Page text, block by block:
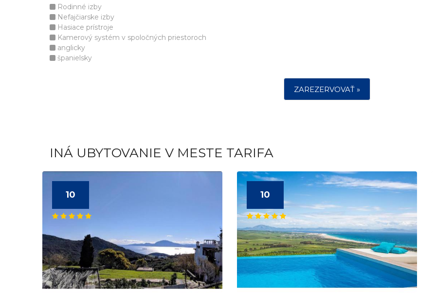
Rodinné izby
Nefajčiarske izby
Hasiace prístroje
Kamerový systém v spoločných priestoroch
anglicky
španielsky
ZAREZERVOVAŤ »
INÁ UBYTOVANIE V MESTE TARIFA
10 10